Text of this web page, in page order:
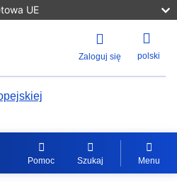
UE
Zaloguj się polski
Pomoc Szukaj Menu